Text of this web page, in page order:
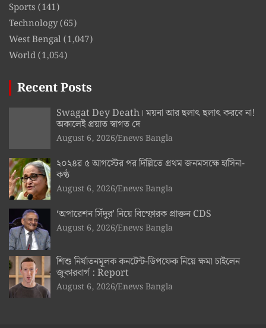
Sports (141)
Technology(65)
West Bengal(1,047)
World(1,054)
Recent Posts
Swagat Dey Death। ময়না আর ছলাৎ ছলাৎ করবে না!
অকালেই প্রয়াত স্বাগত দে
August 6, 2026 Enews Bangla
২০২৪র ৫ আগস্টের পর দিল্লিতে প্রথম জনমসক্ষে হাসিনা-
কণ্ঠ
August 6, 2026 Enews Bangla
‘অপারেশন সিঁদুর’ নিয়ে বিস্ফোরক প্রাক্তন CDS
August 6, 2026 Enews Bangla
শিশু নির্যাতনমূলক কনটেন্ট-ডিপফেক নিয়ে ক্ষমা চাইলেন
জুকারবার্গ : Report
August 6, 2026 Enews Bangla